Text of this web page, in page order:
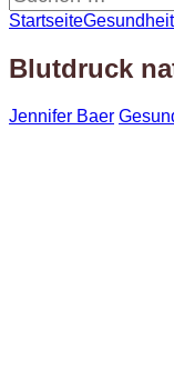
nach:
StartseiteGesundheit
Blutdruck
Jennifer Baer